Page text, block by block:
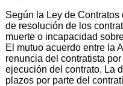
Según la Ley de
de resolución de los
muerte o incapacidad
El mutuo acuerdo entre la
renuncia del contratista
ejecución del contrato. La
plazos por parte del